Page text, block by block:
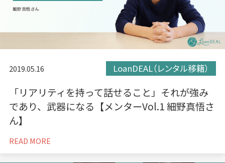
2019.05.16 LoanDEAL（レンタル移籍）
「リアリティを持って話せること」それが強み
であり、武器になる【メンターVol.1 細野真悟さ
ん】
READ MORE